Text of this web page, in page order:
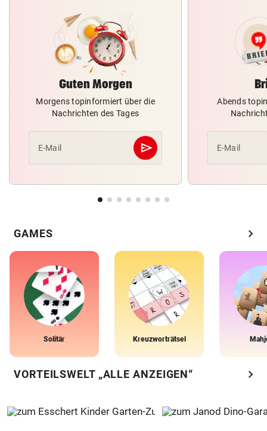
Guten Morgen
Morgens topinformiert über die
Nachrichten des Tages
E-Mail send
Abschicken
Abends
E-Mail
GAMES chevron_right
Solitär Kreuzworträtsel
VORTEILSWELT „ALLE ANZEIGEN“ chevron_right